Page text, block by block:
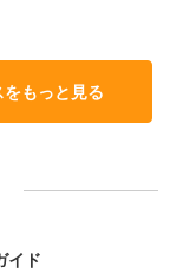
もっと見る
イド